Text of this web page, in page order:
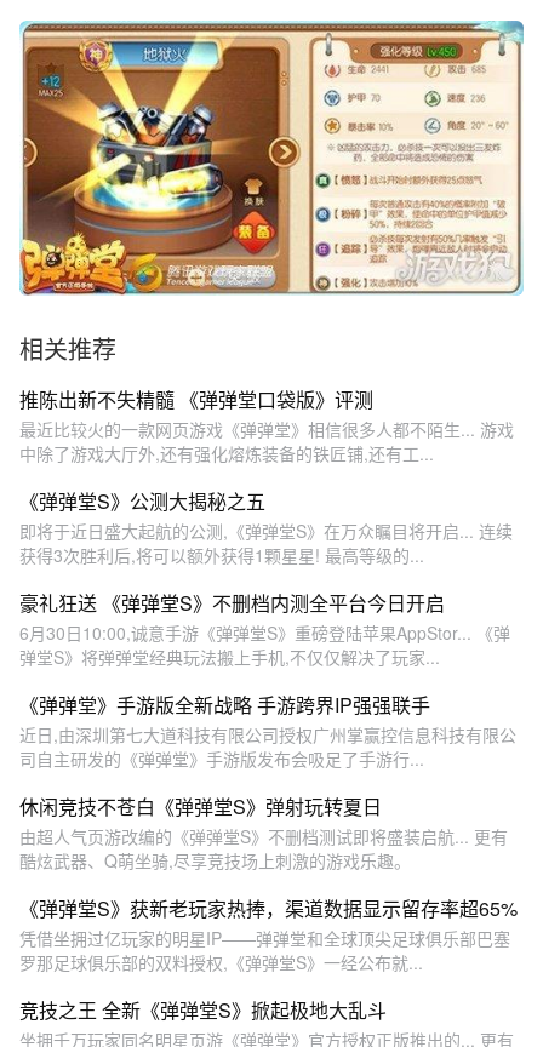
相关推荐
推陈出新不失精髓 《弹弹堂口袋版》评测
最近比较火的一款网页游戏《弹弹堂》相信很多人都不陌生... 游戏
中除了游戏大厅外,还有强化熔炼装备的铁匠铺,还有工...
《弹弹堂S》公测大揭秘之五
即将于近日盛大起航的公测,《弹弹堂S》在万众瞩目将开启... 连续
获得3次胜利后,将可以额外获得1颗星星! 最高等级的...
豪礼狂送 《弹弹堂S》不删档内测全平台今日开启
6月30日10:00,诚意手游《弹弹堂S》重磅登陆苹果AppStor... 《弹
弹堂S》将弹弹堂经典玩法搬上手机,不仅仅解决了玩家...
《弹弹堂》手游版全新战略 手游跨界IP强强联手
近日,由深圳第七大道科技有限公司授权广州掌赢控信息科技有限公
司自主研发的《弹弹堂》手游版发布会吸足了手游行...
休闲竞技不苍白《弹弹堂S》弹射玩转夏日
由超人气页游改编的《弹弹堂S》不删档测试即将盛装启航... 更有
酷炫武器、Q萌坐骑,尽享竞技场上刺激的游戏乐趣。
《弹弹堂S》获新老玩家热捧，渠道数据显示留存率超65%
凭借坐拥过亿玩家的明星IP——弹弹堂和全球顶尖足球俱乐部巴塞
罗那足球俱乐部的双料授权,《弹弹堂S》一经公布就...
竞技之王 全新《弹弹堂S》掀起极地大乱斗
坐拥千万玩家同名明星页游《弹弹堂》官方授权正版推出的... 更有